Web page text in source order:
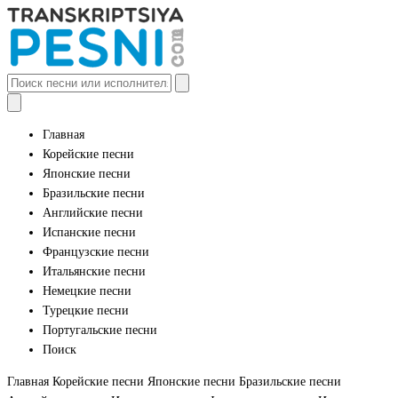
Главная
Корейские песни
Японские песни
Бразильские песни
Английские песни
Испанские песни
Французские песни
Итальянские песни
Немецкие песни
Турецкие песни
Португальские песни
Поиск
Главная Корейские песни Японские песни Бразильские песни